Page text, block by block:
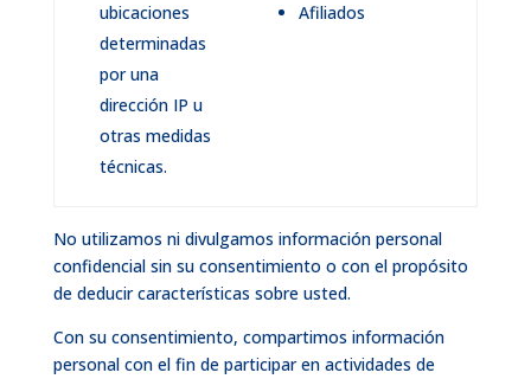
ubicaciones
determinadas
por una
dirección IP u
otras medidas
técnicas.
Afiliados
No utilizamos ni divulgamos información personal
confidencial sin su consentimiento o con el propósito
de deducir características sobre usted.
Con su consentimiento, compartimos información
personal con el fin de participar en actividades de